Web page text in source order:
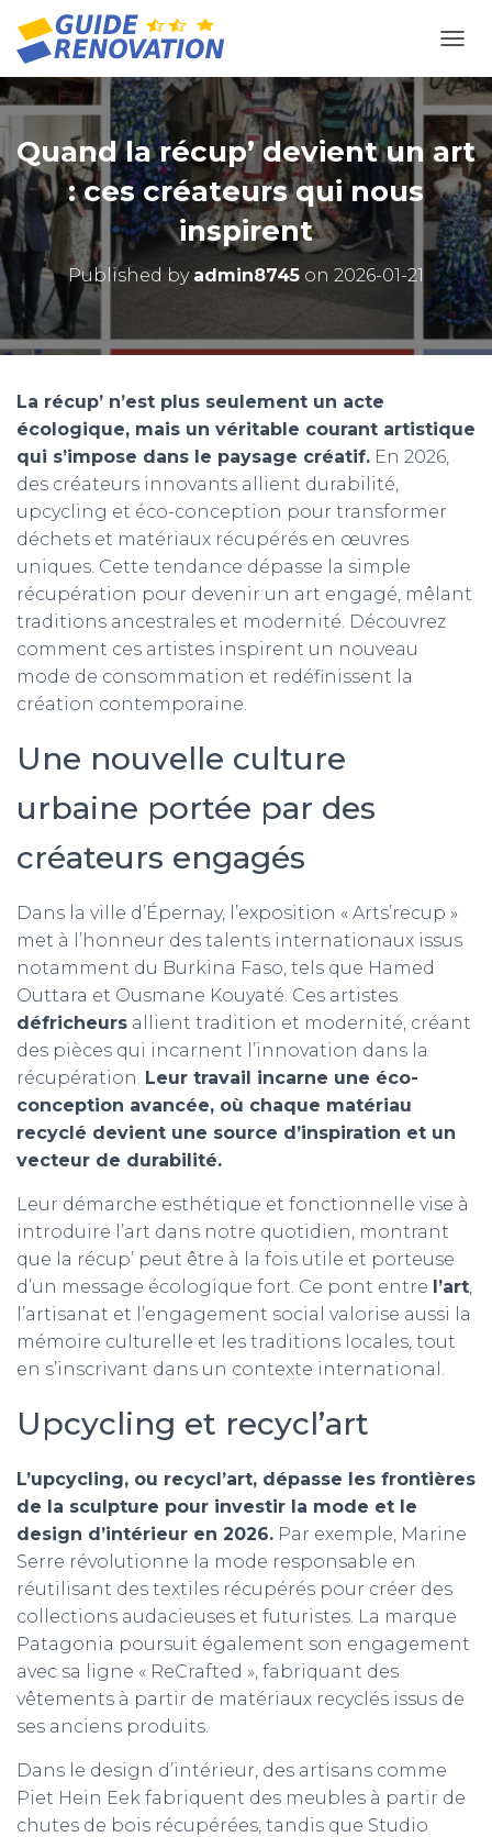
Quand la récup’ devient un art
: ces créateurs qui nous
inspirent
Published by admin8745 on 2026-01-21
La récup’ n’est plus seulement un acte
écologique, mais un véritable courant artistique
qui s’impose dans le paysage créatif. En 2026,
des créateurs innovants allient durabilité,
upcycling et éco-conception pour transformer
déchets et matériaux récupérés en œuvres
uniques. Cette tendance dépasse la simple
récupération pour devenir un art engagé, mêlant
traditions ancestrales et modernité. Découvrez
comment ces artistes inspirent un nouveau
mode de consommation et redéfinissent la
création contemporaine.
Une nouvelle culture
urbaine portée par des
créateurs engagés
Dans la ville d’Épernay, l’exposition « Arts’recup »
met à l’honneur des talents internationaux issus
notamment du Burkina Faso, tels que Hamed
Outtara et Ousmane Kouyaté. Ces artistes
défricheurs allient tradition et modernité, créant
des pièces qui incarnent l’innovation dans la
récupération. Leur travail incarne une éco-
conception avancée, où chaque matériau
recyclé devient une source d’inspiration et un
vecteur de durabilité.
Leur démarche esthétique et fonctionnelle vise à
introduire l’art dans notre quotidien, montrant
que la récup’ peut être à la fois utile et porteuse
d’un message écologique fort. Ce pont entre l’art,
l’artisanat et l’engagement social valorise aussi la
mémoire culturelle et les traditions locales, tout
en s’inscrivant dans un contexte international.
Upcycling et recycl’art
L’upcycling, ou recycl’art, dépasse les frontières
de la sculpture pour investir la mode et le
design d’intérieur en 2026. Par exemple, Marine
Serre révolutionne la mode responsable en
réutilisant des textiles récupérés pour créer des
collections audacieuses et futuristes. La marque
Patagonia poursuit également son engagement
avec sa ligne « ReCrafted », fabriquant des
vêtements à partir de matériaux recyclés issus de
ses anciens produits.
Dans le design d’intérieur, des artisans comme
Piet Hein Eek fabriquent des meubles à partir de
chutes de bois récupérées, tandis que Studio